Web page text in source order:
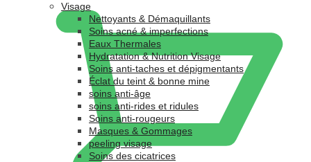
Visage
Nettoyants & Démaquillants
Soins acné & imperfections
Eaux Thermales
Hydratation & Nutrition Visage
Soins anti-taches et dépigmentants
Éclat du teint & bonne mine
soins anti-âge
soins anti-rides et ridules
Soins anti-rougeurs
Masques & Gommages
peeling visage
Soins des cicatrices